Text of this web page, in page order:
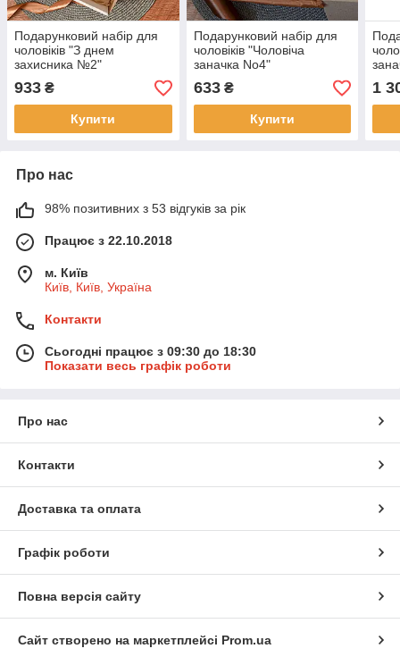
Подарунковий набір для
чоловіків "З днем
захисника №2"
933 ₴
Купити
Подарунковий набір для
чоловіків "Чоловіча
заначка No4"
633₴
Купити
1
Про нас
98% позитивних з 53 відгуків за рік
Працює з 22.10.2018
м. Київ
Київ, Київ, Україна
Контакти
Сьогодні працює з 09:30 до 18:30
Показати весь графік роботи
Про нас
Контакти
Доставка та оплата
Графік роботи
Повна версія сайту
Сайт створено на маркетплейсі Prom.ua